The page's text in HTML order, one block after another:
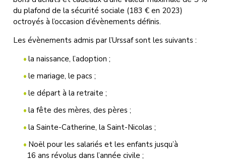
du plafond de la sécurité sociale (183 € en 2023)
octroyés à l’occasion d’évènements définis.
Les évènements admis par l’Urssaf sont les suivants :
la naissance, l’adoption ;
le mariage, le pacs ;
le départ à la retraite ;
la fête des mères, des pères ;
la Sainte-Catherine, la Saint-Nicolas ;
Noël pour les salariés et les enfants jusqu’à
16 ans révolus dans l’année civile ;